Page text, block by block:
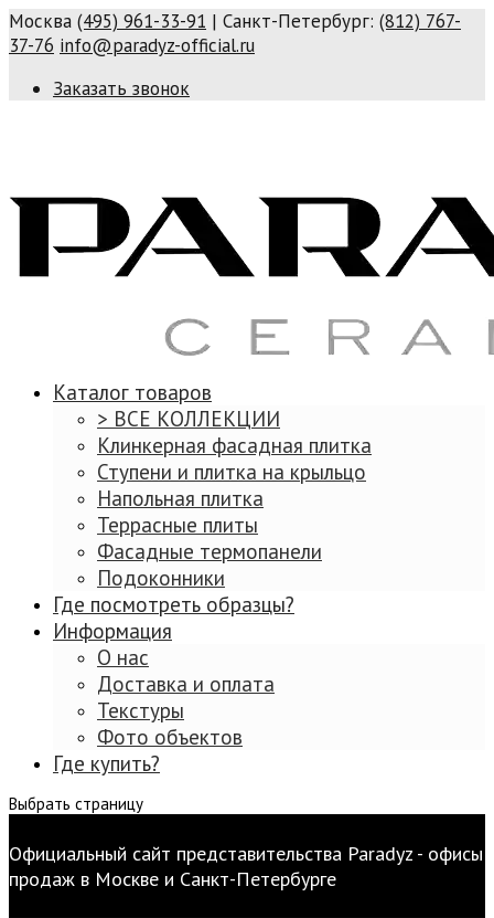
Москва (495) 961-33-91 | Санкт-Петербург: (812) 767-
37-76 info@paradyz-official.ru
Заказать звонок
Каталог товаров
> ВСЕ КОЛЛЕКЦИИ
Клинкерная фасадная плитка
Ступени и плитка на крыльцо
Напольная плитка
Террасные плиты
Фасадные термопанели
Подоконники
Где посмотреть образцы?
Информация
О нас
Доставка и оплата
Текстуры
Фото объектов
Где купить?
Выбрать страницу
Официальный сайт представительства Paradyz - офисы
продаж в Москве и Санкт-Петербурге